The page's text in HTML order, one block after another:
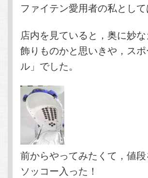
ファイテン愛用者の私とし
店内を見ていると，奥に妙
飾りものかと思いきや，ス
ル」でした。
前からやってみたくて，値
ソッコー入った！